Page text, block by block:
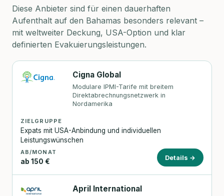
Diese Anbieter sind für einen dauerhaften
Aufenthalt auf den Bahamas besonders relevant –
mit weltweiter Deckung, USA-Option und klar
definierten Evakuierungsleistungen.
Cigna Global
Modulare IPMI-Tarife mit breitem
Direktabrechnungsnetzwerk in
Nordamerika
ZIELGRUPPE
Expats mit USA-Anbindung und individuellen
Leistungswünschen
AB/MONAT
ab 150 €
Details →
April International